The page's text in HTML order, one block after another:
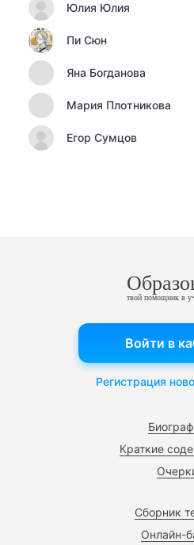
Юлия Юлия
Пи Сюн
Яна Богданова
Мария Плотникова
Егор Сумцов
твой помощник в
Краткие
Сборник
Онлайн-
Войти в
Регистрация